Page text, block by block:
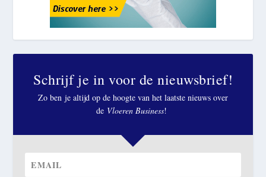
Schrijf je in voor de nieuwsbrief!
Zo ben je altijd op de hoogte van het laatste nieuws over
de Vloeren Business!